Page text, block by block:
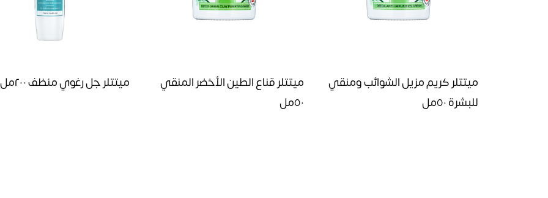
ميتتلر كريم مزيل الشوائب ومنقي
للبشرة ٥٠مل
ميتتلر قناع الطين الأخضر المنقي
٥٠مل
ميتتلر جل رغوي منظف ٢٠٠مل